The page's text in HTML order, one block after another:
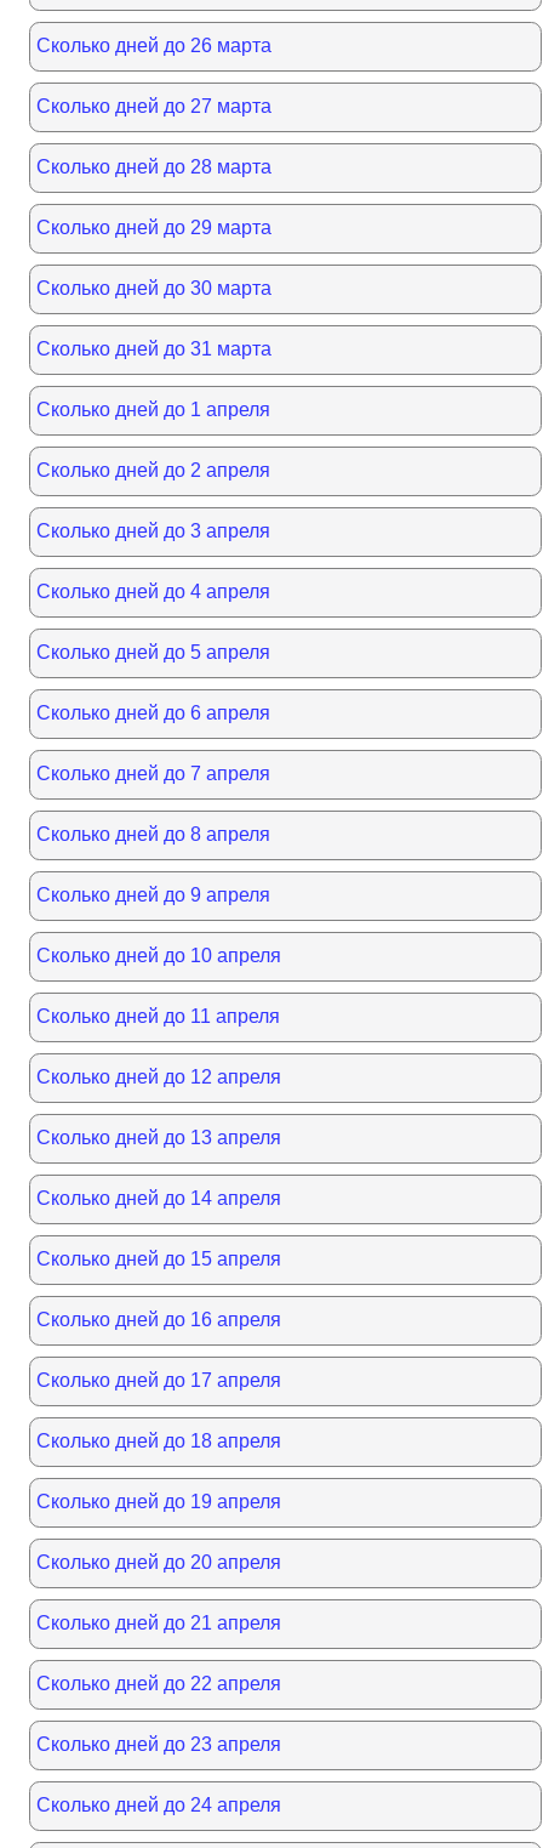
Сколько дней до 26 марта
Сколько дней до 27 марта
Сколько дней до 28 марта
Сколько дней до 29 марта
Сколько дней до 30 марта
Сколько дней до 31 марта
Сколько дней до 1 апреля
Сколько дней до 2 апреля
Сколько дней до 3 апреля
Сколько дней до 4 апреля
Сколько дней до 5 апреля
Сколько дней до 6 апреля
Сколько дней до 7 апреля
Сколько дней до 8 апреля
Сколько дней до 9 апреля
Сколько дней до 10 апреля
Сколько дней до 11 апреля
Сколько дней до 12 апреля
Сколько дней до 13 апреля
Сколько дней до 14 апреля
Сколько дней до 15 апреля
Сколько дней до 16 апреля
Сколько дней до 17 апреля
Сколько дней до 18 апреля
Сколько дней до 19 апреля
Сколько дней до 20 апреля
Сколько дней до 21 апреля
Сколько дней до 22 апреля
Сколько дней до 23 апреля
Сколько дней до 24 апреля